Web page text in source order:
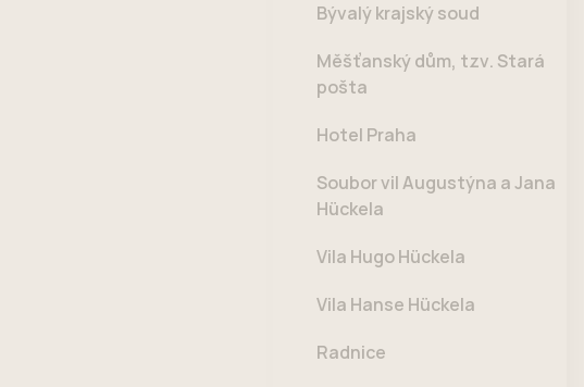
Bývalý krajský soud
Měšťanský dům, tzv. Stará
pošta
Hotel Praha
Soubor vil Augustýna a Jana
Hückela
Vila Hugo Hückela
Vila Hanse Hückela
Radnice